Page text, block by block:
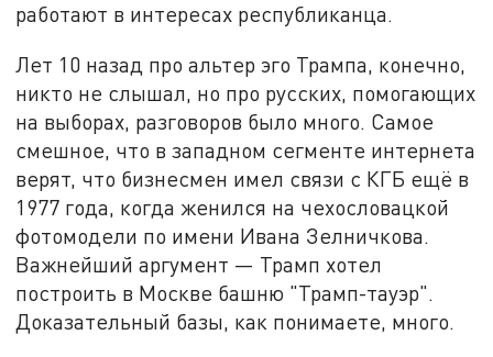
работают в интересах республиканца.
Лет 10 назад про альтер эго Трампа, конечно,
никто не слышал, но про русских, помогающих
на выборах, разговоров было много. Самое
смешное, что в западном сегменте интернета
верят, что бизнесмен имел связи с КГБ ещё в
1977 года, когда женился на чехословацкой
фотомодели по имени Ивана Зелничкова.
Важнейший аргумент — Трамп хотел
построить в Москве башню "Трамп-тауэр".
Доказательный базы, как понимаете, много.